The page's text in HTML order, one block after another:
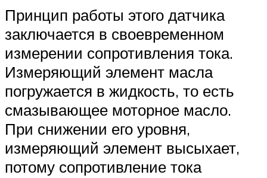
Принцип работы этого датчика
заключается в своевременном
измерении сопротивления тока.
Измеряющий элемент масла
погружается в жидкость, то есть
смазывающее моторное масло.
При снижении его уровня,
измеряющий элемент высыхает,
потому сопротивление тока